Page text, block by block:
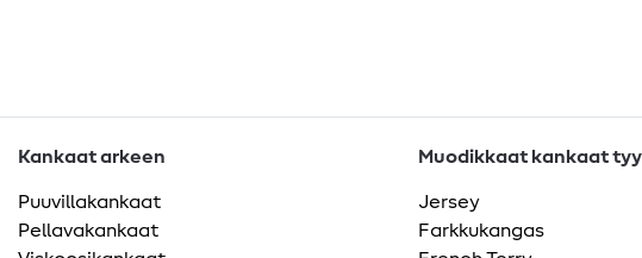
Kankaat arkeen
Puuvillakankaat
Pellavakankaat
Muodikkaat kankaat
Jersey
Farkkukangas